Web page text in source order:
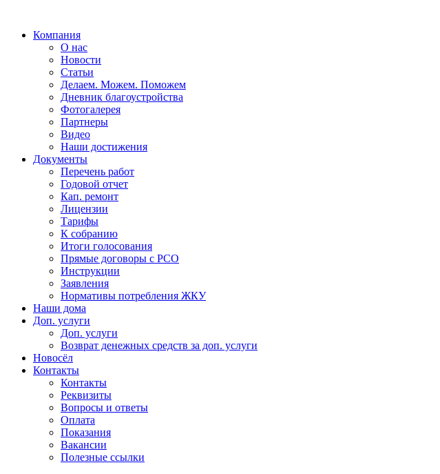
Компания
О нас
Новости
Статьи
Делаем. Можем. Поможем
Дневник благоустройства
Фотогалерея
Партнеры
Видео
Наши достижения
Документы
Перечень работ
Годовой отчет
Кап. ремонт
Лицензии
Тарифы
К собранию
Итоги голосования
Прямые договоры с РСО
Инструкции
Заявления
Нормативы потребления ЖКУ
Наши дома
Доп. услуги
Доп. услуги
Возврат денежных средств за доп. услуги
Новосёл
Контакты
Контакты
Реквизиты
Вопросы и ответы
Оплата
Показания
Вакансии
Полезные ссылки